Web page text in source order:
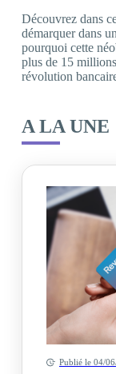
Découvrez dans
démarquer dans
pourquoi cette
plus de 15
révolution
A LA UNE
Publié le 04/